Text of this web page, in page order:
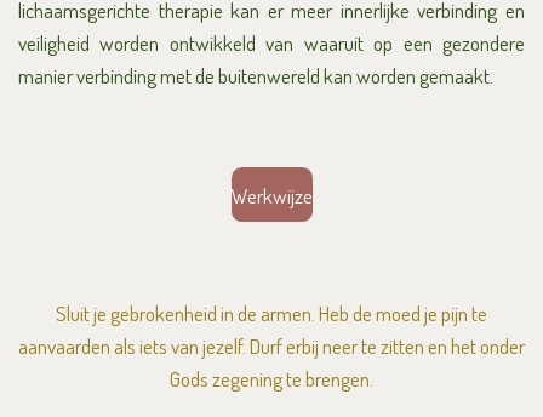
lichaamsgerichte therapie kan er meer innerlijke verbinding en
veiligheid worden ontwikkeld van waaruit op een gezondere
manier verbinding met de buitenwereld kan worden gemaakt.
Werkwijze
Sluit je gebrokenheid in de armen. Heb de moed je pijn te
aanvaarden als iets van jezelf. Durf erbij neer te zitten en het onder
Gods zegening te brengen.